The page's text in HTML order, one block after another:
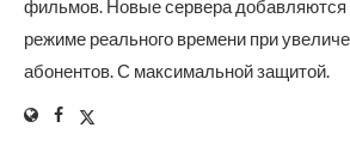
фильмов. Новые сервера добавляются
режиме реального времени при
абонентов. С максимальной защитой.